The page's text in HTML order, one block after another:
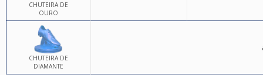
CHUTEIRA DE
OURO
CHUTEIRA DE
DIAMANTE